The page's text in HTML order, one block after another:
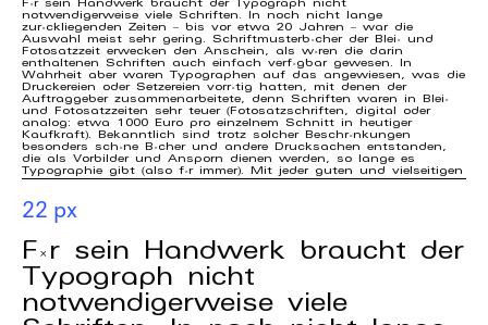
notwendigerweise viele Schriften. In noch nicht lange
zurückliegenden Zeiten – bis vor etwa 20 Jahren – war die
Auswahl meist sehr gering. Schriftmusterbücher der Blei- und
Fotosatzzeit erwecken den Anschein, als wären die darin
enthaltenen Schriften auch einfach verfügbar gewesen. In
Wahrheit aber waren Typographen auf das angewiesen, was die
Druckereien oder Setzereien vorrätig hatten, mit denen der
Auftraggeber zusammenarbeitete, denn Schriften waren in Blei-
und Fotosatzzeiten sehr teuer (Fotosatzschriften, digital oder
analog: etwa 1000 Euro pro einzelnem Schnitt in heutiger
Kaufkraft). Bekanntlich sind trotz solcher Beschränkungen
besonders schöne Bücher und andere Drucksachen entstanden,
die als Vorbilder und Ansporn dienen werden, so lange es
Typographie gibt (also für immer). Mit jeder guten und vielseitigen
Satzschrift könnte ein Typograph sein ganzes Berufsleben
Gesamtanlage, in den Achsialitäten, der Spaltigkeit, den
Proportionen des Layouts – wie etwa denen der Stege,
Beschränkung auf wenige Schriften war also eine
aufgezwungene – mit Ausnahme von strengen Schulen, zu deren
dogmatischen Selbstbeschränkungen auch Schriftaskese gehörte,
etwa jene Schweizer Typographie, die nur die Akzidenz-Grotesk
und später die Helvetica gelten ließ (und dabei Herausragendes
und überzeitlich Gültiges hervorbrachte).
22 px
Für sein Handwerk braucht der
Typograph nicht
notwendigerweise viele